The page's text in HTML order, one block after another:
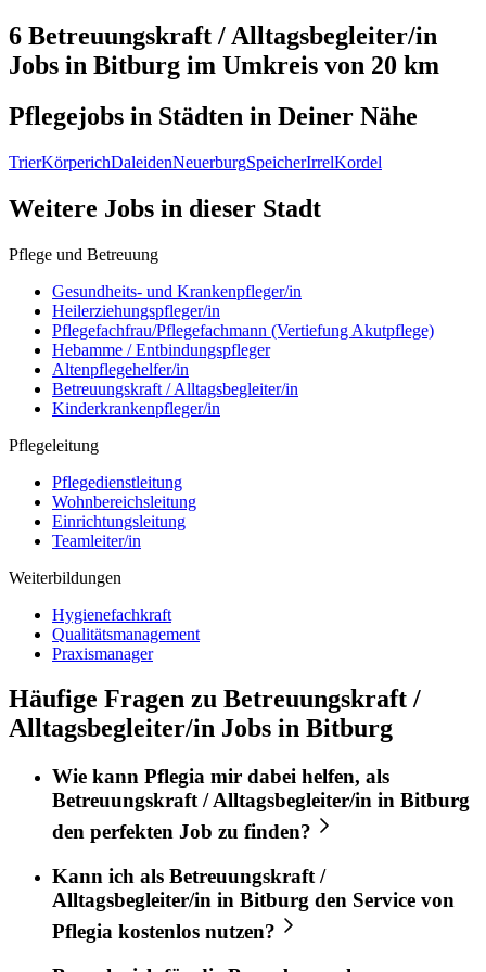
6 Betreuungskraft / Alltagsbegleiter/in
Jobs in Bitburg im Umkreis von 20 km
Pflegejobs in Städten in Deiner Nähe
TrierKörperichDaleidenNeuerburgSpeicherIrrelKordel
Weitere Jobs in dieser Stadt
Pflege und Betreuung
Gesundheits- und Krankenpfleger/in
Heilerziehungspfleger/in
Pflegefachfrau/Pflegefachmann (Vertiefung Akutpflege)
Hebamme / Entbindungspfleger
Altenpflegehelfer/in
Betreuungskraft / Alltagsbegleiter/in
Kinderkrankenpfleger/in
Pflegeleitung
Pflegedienstleitung
Wohnbereichsleitung
Einrichtungsleitung
Teamleiter/in
Weiterbildungen
Hygienefachkraft
Qualitätsmanagement
Praxismanager
Häufige Fragen zu Betreuungskraft /
Alltagsbegleiter/in Jobs in Bitburg
Wie kann Pflegia mir dabei helfen, als
Betreuungskraft / Alltagsbegleiter/in in Bitburg
den perfekten Job zu finden?
Kann ich als Betreuungskraft /
Alltagsbegleiter/in in Bitburg den Service von
Pflegia kostenlos nutzen?